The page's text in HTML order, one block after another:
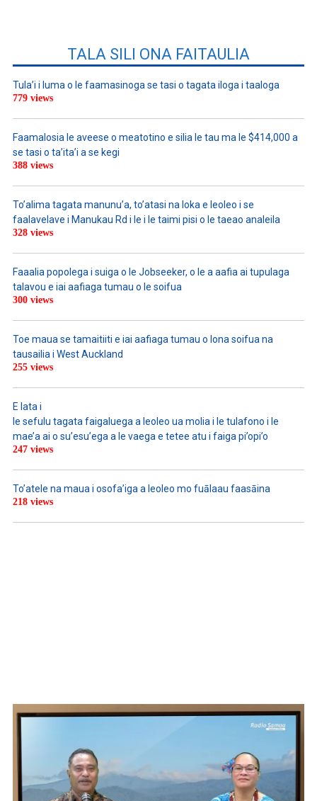
TALA SILI ONA FAITAULIA
Tula’i i luma o le faamasinoga se tasi o tagata iloga i taaloga
779 views
Faamalosia le aveese o meatotino e silia le tau ma le $414,000 a
se tasi o ta’ita’i a se kegi
388 views
To’alima tagata manunu’a, to’atasi na loka e leoleo i se
faalavelave i Manukau Rd i le i le taimi pisi o le taeao analeila
328 views
Faaalia popolega i suiga o le Jobseeker, o le a aafia ai tupulaga
talavou e iai aafiaga tumau o le soifua
300 views
Toe maua se tamaitiiti e iai aafiaga tumau o lona soifua na
tausailia i West Auckland
255 views
E lata i
le sefulu tagata faigaluega a leoleo ua molia i le tulafono i le
mae’a ai o su’esu’ega a le vaega e tetee atu i faiga pi’opi’o
247 views
To’atele na maua i osofa’iga a leoleo mo fuālaau faasāina
218 views